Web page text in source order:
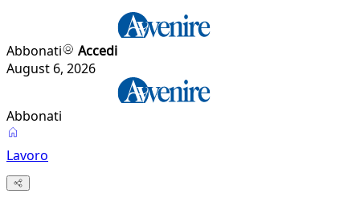
Abbonati
Accedi
August 6, 2026
Abbonati
Lavoro